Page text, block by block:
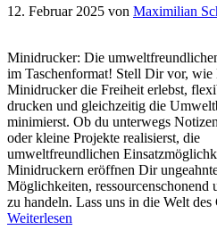
12. Februar 2025 von Maximilian
Minidrucker: Die
im Taschenformat! Stell Dir vor, wie
Minidrucker die Freiheit erlebst,
drucken und gleichzeitig die
minimierst. Ob du unterwegs
oder kleine Projekte realisierst, die
umweltfreundlichen
Minidruckern eröffnen Dir
Möglichkeiten, ressourcenschonend
zu handeln. Lass uns in die Welt
Weiterlesen